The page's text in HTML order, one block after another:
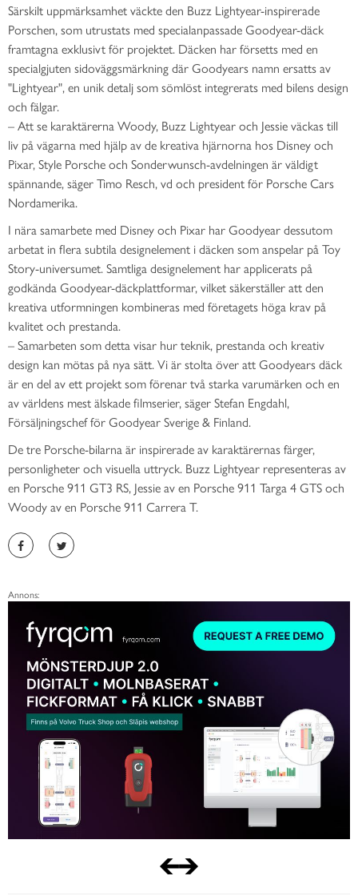
Särskilt uppmärksamhet väckte den Buzz Lightyear-inspirerade
Porschen, som utrustats med specialanpassade Goodyear-däck
framtagna exklusivt för projektet. Däcken har försetts med en
specialgjuten sidoväggsmärkning där Goodyears namn ersatts av
"Lightyear", en unik detalj som sömlöst integrerats med bilens design
och fälgar.
– Att se karaktärerna Woody, Buzz Lightyear och Jessie väckas till
liv på vägarna med hjälp av de kreativa hjärnorna hos Disney och
Pixar, Style Porsche och Sonderwunsch-avdelningen är väldigt
spännande, säger Timo Resch, vd och president för Porsche Cars
Nordamerika.
I nära samarbete med Disney och Pixar har Goodyear dessutom
arbetat in flera subtila designelement i däcken som anspelar på Toy
Story-universumet. Samtliga designelement har applicerats på
godkända Goodyear-däckplattformar, vilket säkerställer att den
kreativa utformningen kombineras med företagets höga krav på
kvalitet och prestanda.
– Samarbeten som detta visar hur teknik, prestanda och kreativ
design kan mötas på nya sätt. Vi är stolta över att Goodyears däck
är en del av ett projekt som förenar två starka varumärken och en
av världens mest älskade filmserier, säger Stefan Engdahl,
Försäljningschef för Goodyear Sverige & Finland.
De tre Porsche-bilarna är inspirerade av karaktärernas färger,
personligheter och visuella uttryck. Buzz Lightyear representeras av
en Porsche 911 GT3 RS, Jessie av en Porsche 911 Targa 4 GTS och
Woody av en Porsche 911 Carrera T.
Annons: